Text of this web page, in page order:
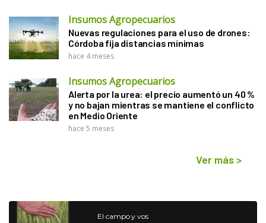
Insumos Agropecuarios
Nuevas regulaciones para el uso de drones:
Córdoba fija distancias mínimas
hace 4 meses
Insumos Agropecuarios
Alerta por la urea: el precio aumentó un 40 %
y no bajan mientras se mantiene el conflicto
en Medio Oriente
hace 5 meses
Ver más >
El campo y vos